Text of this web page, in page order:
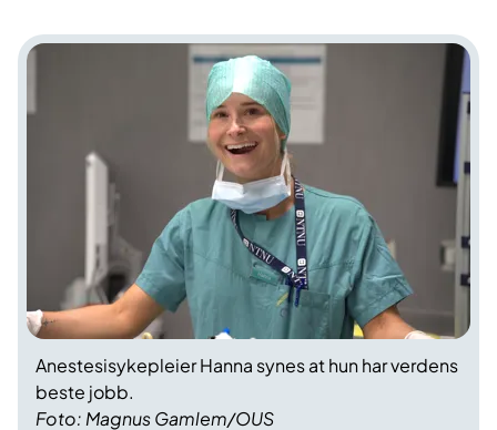
Foto: Magnus Gamlem/OUS
Anestesisykepleier Hanna synes at hun har verdens
beste jobb.